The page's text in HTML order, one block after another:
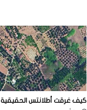
كيف غرقت أطلانتس الحقيقية